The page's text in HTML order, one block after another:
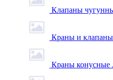
Клапаны
Краны и
Краны конусные